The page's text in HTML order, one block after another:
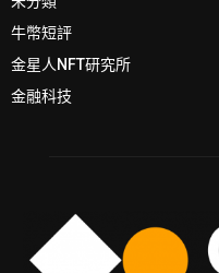
牛幣短評
金星人NFT研究所
金融科技